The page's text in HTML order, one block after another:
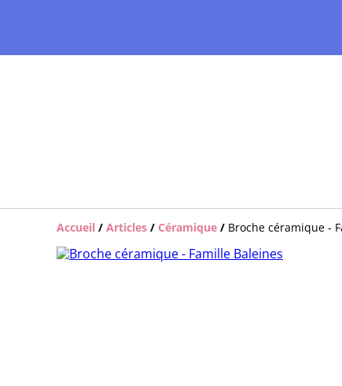
Accueil / Articles / Céramique / Broche céramique -